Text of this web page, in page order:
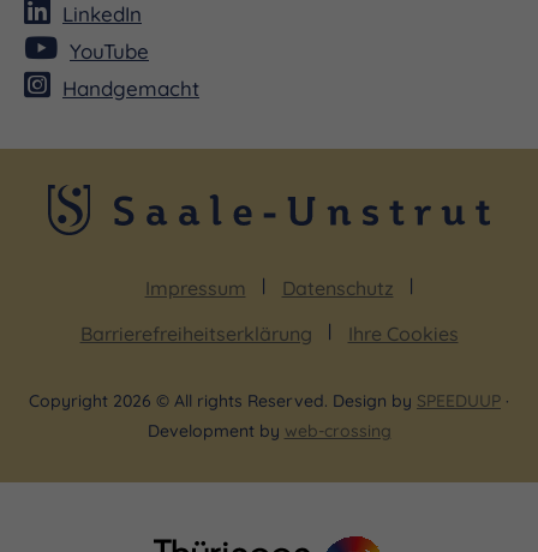
LinkedIn
YouTube
Handgemacht
Impressum
Datenschutz
Barrierefreiheitserklärung
Ihre Cookies
Copyright 2026 © All rights Reserved. Design by SPEEDUUP ·
Development by web-crossing